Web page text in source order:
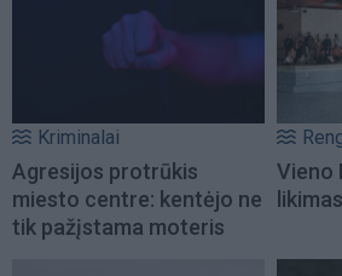
Kriminalai
Agresijos protrūkis
miesto centre: kentėjo ne
tik pažįstama moteris
Vieno